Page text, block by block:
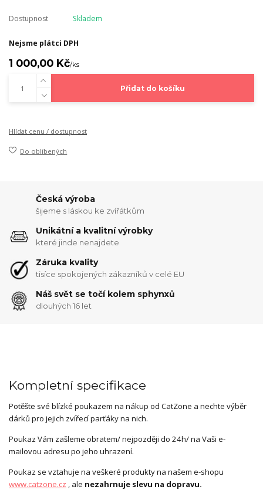
Dostupnost Skladem
Nejsme plátci DPH
1 000,00 Kč/ks
Přidat do košíku
Hlídat cenu / dostupnost
Do oblíbených
Česká výroba
šijeme s láskou ke zvířátkům
Unikátní a kvalitní výrobky
které jinde nenajdete
Záruka kvality
tisíce spokojených zákazníků v celé EU
Náš svět se točí kolem sphynxů
dlouhých 16 let
Kompletní specifikace
Potěšte své blízké poukazem na nákup od CatZone a nechte výběr
dárků pro jejich zvířecí parťáky na nich.
Poukaz Vám zašleme obratem/ nejpozději do 24h/ na Vaši e-
mailovou adresu po jeho uhrazení.
Poukaz se vztahuje na veškeré produkty na našem e-shopu
www.catzone.cz , ale nezahrnuje slevu na dopravu.